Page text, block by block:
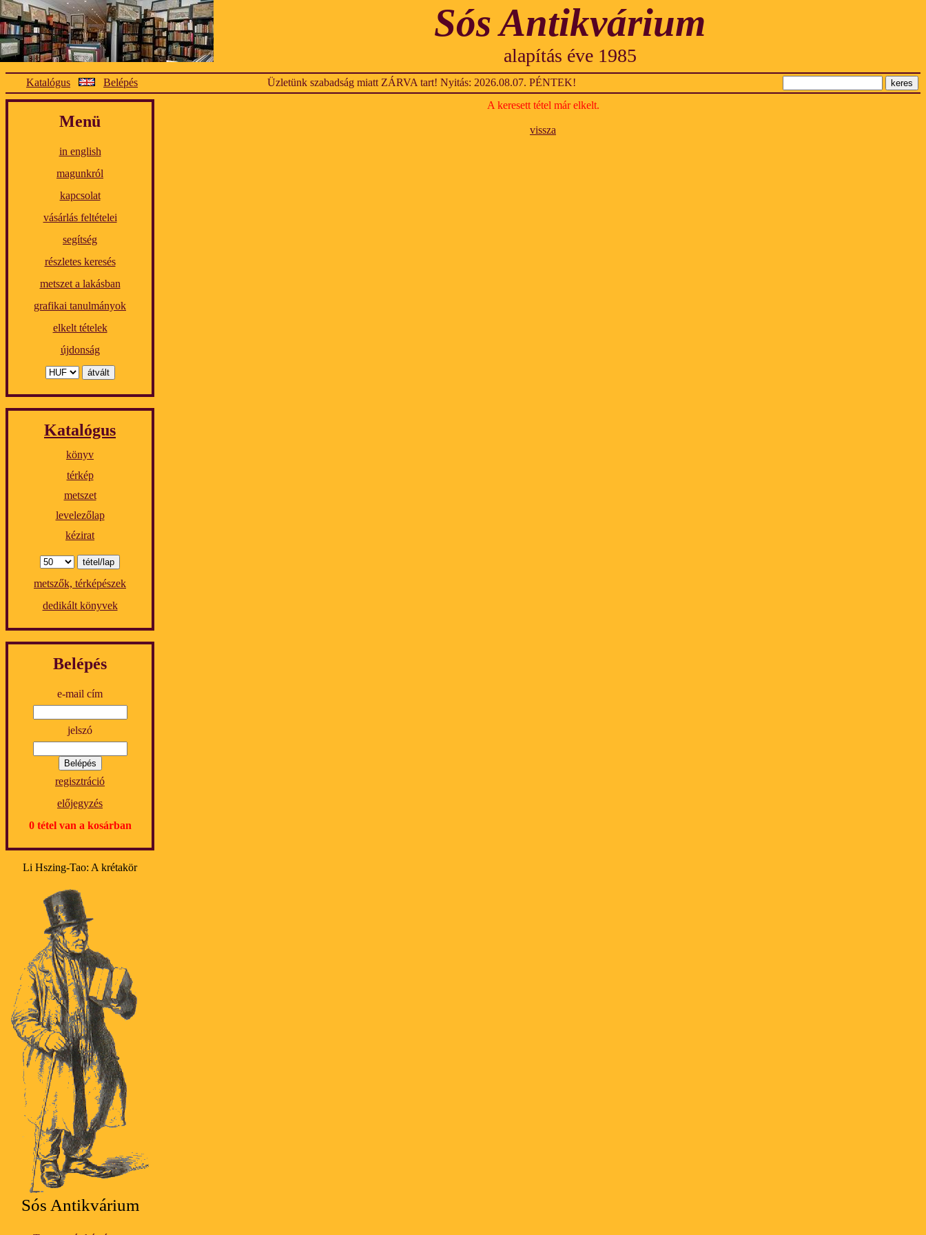
Sós Antikvárium
alapítás éve 1985
Katalógus Belépés Üzletünk szabadság miatt ZÁRVA tart! Nyitás: 2026.08.07. PÉNTEK!
Menü
in english
magunkról
kapcsolat
vásárlás feltételei
segítség
részletes keresés
metszet a lakásban
grafikai tanulmányok
elkelt tételek
újdonság
Katalógus
könyv
térkép
metszet
levelezőlap
kézirat
metszők, térképészek
dedikált könyvek
Belépés
e-mail cím
jelszó
regisztráció
előjegyzés
0 tétel van a kosárban
Li Hszing-Tao: A krétakör
Sós Antikvárium
A keresett tétel már elkelt.
vissza